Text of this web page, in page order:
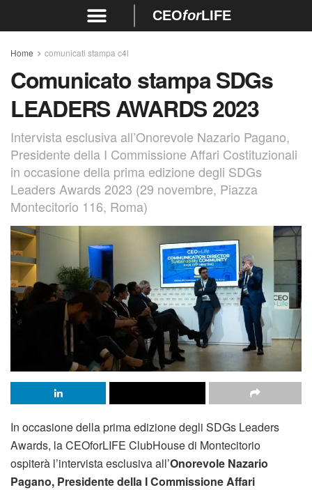
CEOforLIFE
Home comunicati stampa c4l
Comunicato stampa SDGs
LEADERS AWARDS 2023
Intervista esclusiva all’Onorevole Nazario Pagano,
Presidente della I Commissione Affari Costituzionali
in occasione della prima edizione degli SDGs
Leaders Awards 2023 (29 novembre, Piazza
Montecitorio 116, Roma)
In occasione della prima edizione degli SDGs Leaders
Awards, la CEOforLIFE ClubHouse di Montecitorio
ospiterà l’intervista esclusiva all’Onorevole Nazario
Pagano, Presidente della I Commissione Affari